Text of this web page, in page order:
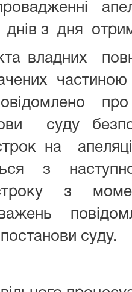
з дня
владних
частиною
суду
на
з
з
суду.